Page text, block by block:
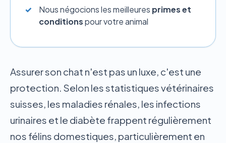
Nous négocions les meilleures primes et
conditionspour votre animal
Assurer son chat n'est pas un luxe, c'est une
protection. Selon les statistiques vétérinaires
suisses, les maladies rénales, les infections
urinaires et le diabète frappent régulièrement
nos félins domestiques, particulièrement en